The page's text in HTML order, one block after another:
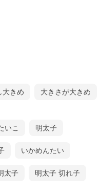
大きめ 大きさが大きめ
いこ 明太子
いかめんたい
太子 明太子 切れ子